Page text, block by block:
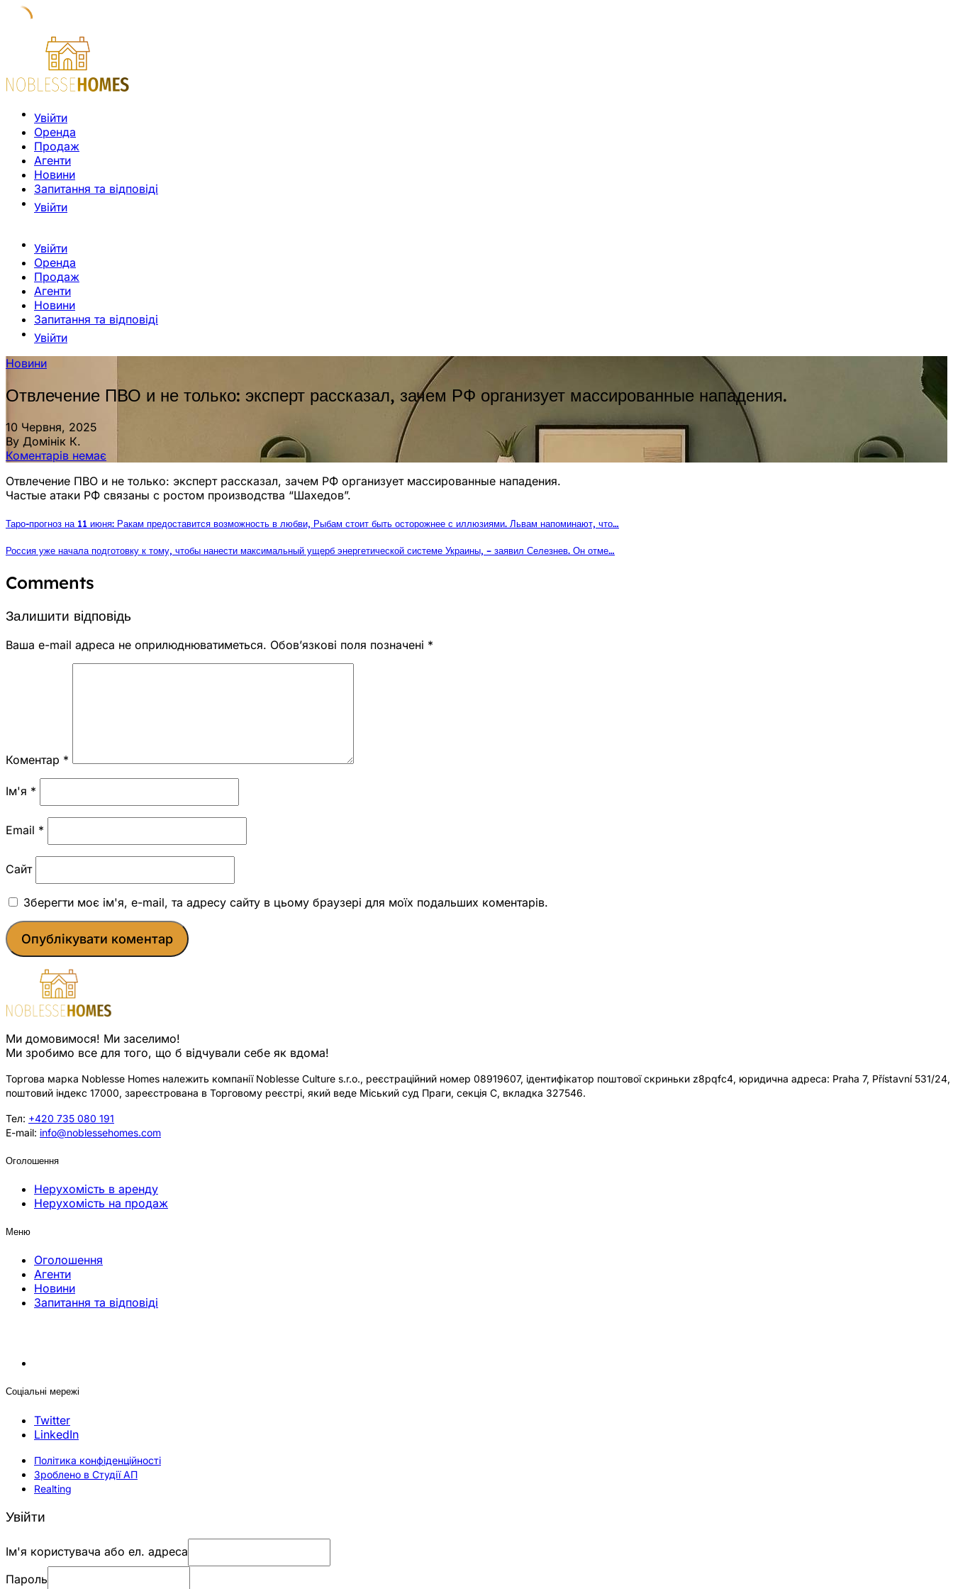
Увійти
Оренда
Продаж
Агенти
Новини
Запитання та відповіді
Увійти
Увійти
Оренда
Продаж
Агенти
Новини
Запитання та відповіді
Увійти
Новини
Отвлечение ПВО и не только: эксперт рассказал, зачем РФ организует массированные нападения.
10 Червня, 2025
By Домінік К.
Коментарів немає
Отвлечение ПВО и не только: эксперт рассказал, зачем РФ организует массированные нападения.
Частые атаки РФ связаны с ростом производства “Шахедов”.
Таро-прогноз на 11 июня: Ракам предоставится возможность в любви, Рыбам стоит быть осторожнее с иллюзиями. Львам напоминают, что…
Россия уже начала подготовку к тому, чтобы нанести максимальный ущерб энергетической системе Украины, – заявил Селезнев. Он отме…
Comments
Залишити відповідь
Ваша e-mail адреса не оприлюднюватиметься. Обов’язкові поля позначені *
Коментар *
Ім'я *
Email *
Сайт
Зберегти моє ім'я, e-mail, та адресу сайту в цьому браузері для моїх подальших коментарів.
Ми домовимося! Ми заселимо!
Ми зробимо все для того, що б відчували себе як вдома!
Торгова марка Noblesse Homes належить компанії Noblesse Culture s.r.o., реєстраційний номер 08919607, ідентифікатор поштової скриньки z8pqfc4, юридична адреса: Praha 7, Přístavní 531/24,
поштовий індекс 17000, зареєстрована в Торговому реєстрі, який веде Міський суд Праги, секція C, вкладка 327546.
Тел: +420 735 080 191
E-mail: info@noblessehomes.com
Оголошення
Нерухомість в аренду
Нерухомість на продаж
Меню
Оголошення
Агенти
Новини
Запитання та відповіді
Соціальні мережі
Twitter
LinkedIn
Політика конфіденційності
Зроблено в Студії АП
Realting
Увійти
Ім'я користувача або ел. адреса
Пароль